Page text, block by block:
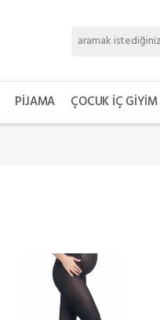
PIJAMA ÇOCUK İÇ GIYIM